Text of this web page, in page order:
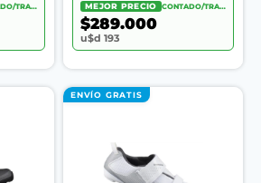
CONTADO/TRANSF. MEJOR PRECIO CONTADO/TRANSF.
$289.000
u$d 193
ENVÍO GRATIS